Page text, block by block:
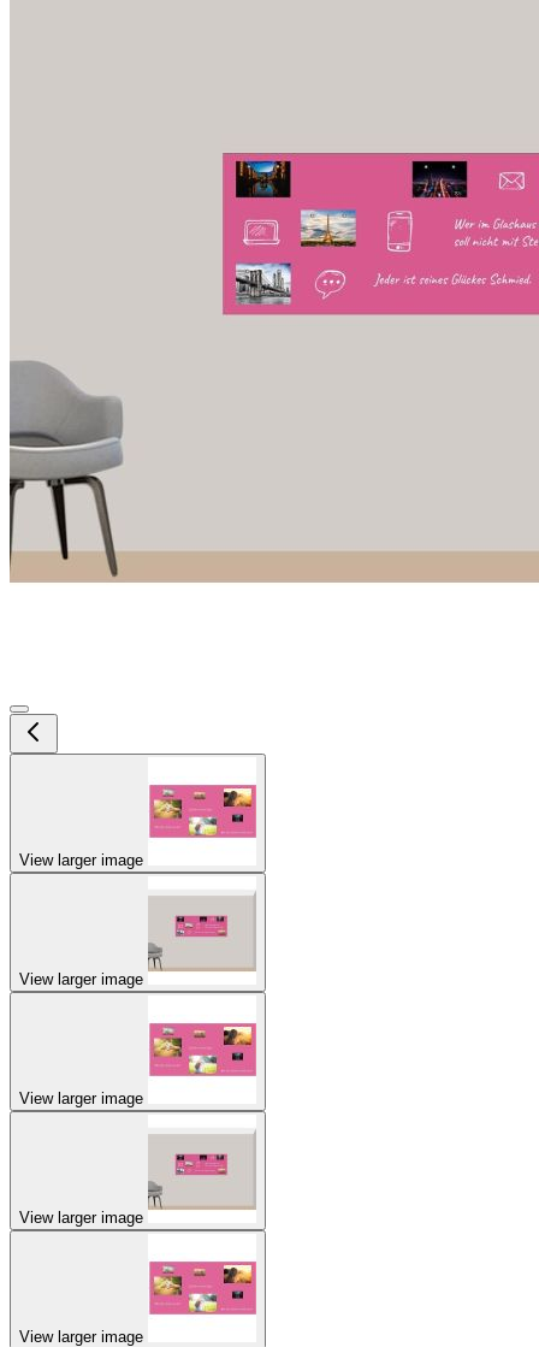
View larger image
View larger image
View larger image
View larger image
View larger image